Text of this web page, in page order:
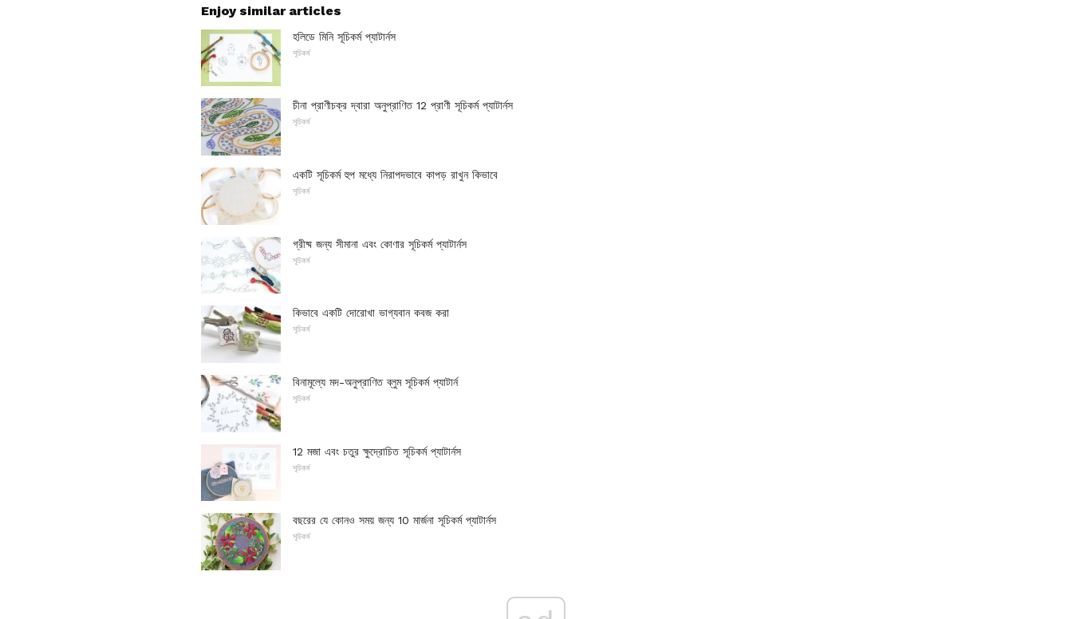
Enjoy similar articles
হলিডে মিনি সূচিকর্ম প্যাটার্নস
সূচিকর্ম
চীনা প্রাণীচক্র দ্বারা অনুপ্রাণিত 12 প্রাণী সূচিকর্ম প্যাটার্নস
সূচিকর্ম
একটি সূচিকর্ম হুপ মধ্যে নিরাপদভাবে কাপড় রাখুন কিভাবে
সূচিকর্ম
গ্রীষ্ম জন্য সীমানা এবং কোণার সূচিকর্ম প্যাটার্নস
সূচিকর্ম
কিভাবে একটি দোরোখা ভাগ্যবান কবজ করা
সূচিকর্ম
বিনামূল্যে মদ-অনুপ্রাণিত ব্লুম সূচিকর্ম প্যাটার্ন
সূচিকর্ম
12 মজা এবং চতুর ক্ষুদ্রোচিত সূচিকর্ম প্যাটার্নস
সূচিকর্ম
বছরের যে কোনও সময় জন্য 10 মার্জনা সূচিকর্ম প্যাটার্নস
সূচিকর্ম